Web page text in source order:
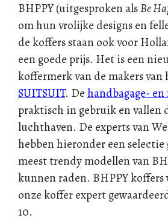
BHPPY (uitgesproken alsBe
om hun vrolijke designs en
de koffers staan ook voor
een goede prijs. Het is een
koffermerk van de makers
SUITSUIT. Dehandbagage-
praktisch in gebruik en vallen
luchthaven. De experts van
hebben hieronder een selectie
meest trendy modellen van
kunnen raden. BHPPY
onze koffer expert
10.